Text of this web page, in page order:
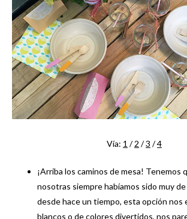
Vía: 1 /2 /3 /4
¡Arriba los caminos de mesa! Tenemos
nosotras siempre habíamos sido muy
desde hace un tiempo, esta opción nos
blancos o de colores divertidos, nos